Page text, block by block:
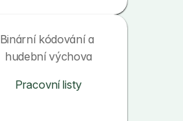
Binární kódování a
hudební výchova
Pracovní listy